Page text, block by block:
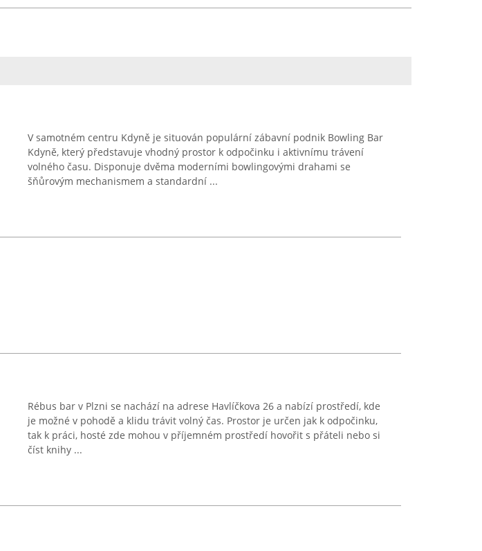
V samotném centru Kdyně je situován populární zábavní podnik Bowling Bar
Kdyně, který představuje vhodný prostor k odpočinku i aktivnímu trávení
volného času. Disponuje dvěma moderními bowlingovými drahami se
šňůrovým mechanismem a standardní ...
Rébus bar v Plzni se nachází na adrese Havlíčkova 26 a nabízí prostředí, kde
je možné v pohodě a klidu trávit volný čas. Prostor je určen jak k odpočinku,
tak k práci, hosté zde mohou v příjemném prostředí hovořit s přáteli nebo si
číst knihy ...